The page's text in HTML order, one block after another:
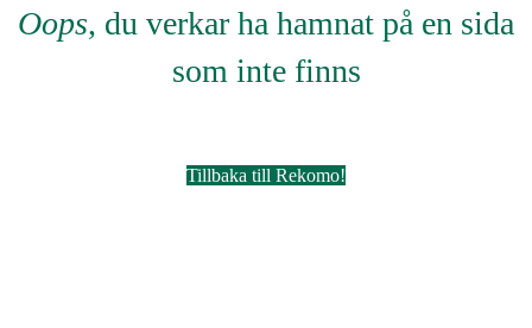
Oops, du verkar ha hamnat på en sida
som inte finns
Tillbaka till Rekomo!